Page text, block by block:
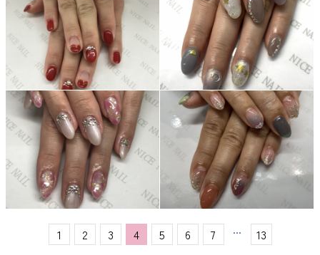
1 2 3 4 5 6 7 ... 13